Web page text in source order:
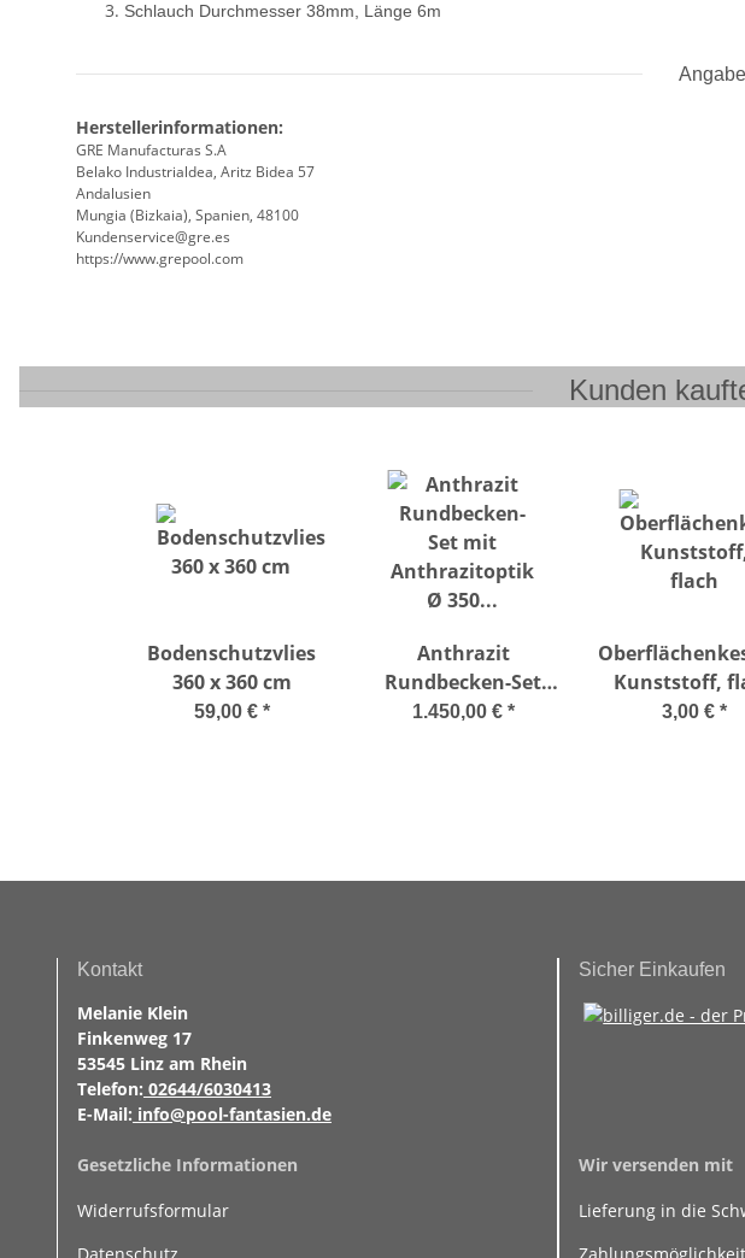
Schlauch Durchmesser 38mm, Länge 6m
Herstellerinformationen:
GRE Manufacturas S.A
Belako Industrialdea, Aritz Bidea 57
Andalusien
Mungia (Bizkaia), Spanien, 48100
Kundenservice@gre.es
https://www.grepool.com
Kunden
Bodenschutzvlies
360 x 360 cm
59,00 € *
Anthrazit
Rundbecken-Set
mit Anthrazitoptik
1.450,00 € *
Kunststoff,
3,00 € *
Kontakt
Melanie Klein
Finkenweg 17
53545 Linz am Rhein
Telefon: 02644/6030413
E-Mail: info@pool-fantasien.de
Sicher Einkaufen
Gesetzliche Informationen
Widerrufsformular
Wir versenden mit
Lieferung in die